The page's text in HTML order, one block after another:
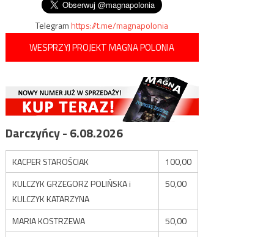
Telegramhttps://t.me/magnapolonia
WESPRZYJ PROJEKT MAGNA POLONIA
Darczyńcy - 6.08.2026
KACPER STAROŚCIAK
100,00
KULCZYK GRZEGORZ POLIŃSKA i
KULCZYK KATARZYNA
50,00
MARIA KOSTRZEWA
50,00